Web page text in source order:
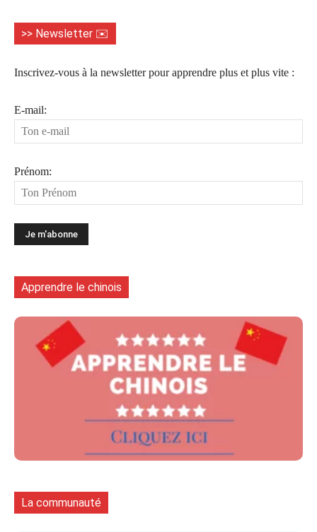
>> Newsletter ✉️
Inscrivez-vous à la newsletter pour apprendre plus et plus vite :
E-mail:
Prénom:
Apprendre le chinois
La communauté